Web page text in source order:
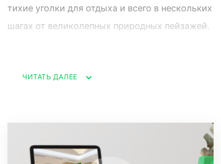
тихие уголки для отдыха и всего в нескольких
шагах от великолепных природных пейзажей.
порога открывается мир живописных
окружают вас, а уютный ресторан с
ЧИТАТЬ ДАЛЕЕ